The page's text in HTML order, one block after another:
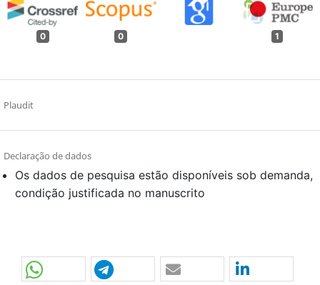
0 0 1
Plaudit
Declaração de dados
Os dados de pesquisa estão disponíveis sob demanda,
condição justificada no manuscrito